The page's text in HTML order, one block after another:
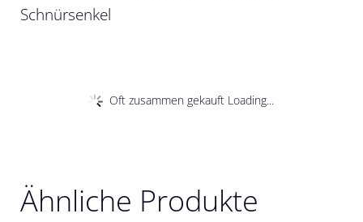
Schnürsenkel
Oft zusammen gekauft Loading...
Ähnliche Produkte